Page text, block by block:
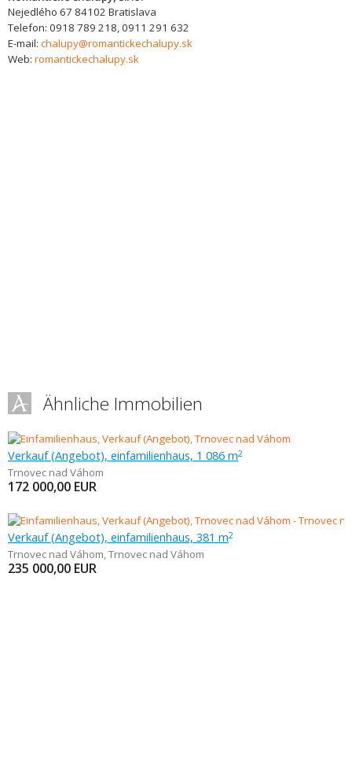
Nejedlého 67 84102 Bratislava
Telefon: 0918 789 218, 0911 291 632
E-mail: chalupy@romantickechalupy.sk
Web: romantickechalupy.sk
Ähnliche Immobilien
Verkauf (Angebot), einfamilienhaus, 1 086 m2
Trnovec nad Váhom
172 000,00 EUR
Verkauf (Angebot), einfamilienhaus, 381 m2
Trnovec nad Váhom,Trnovec nad Váhom
235 000,00 EUR